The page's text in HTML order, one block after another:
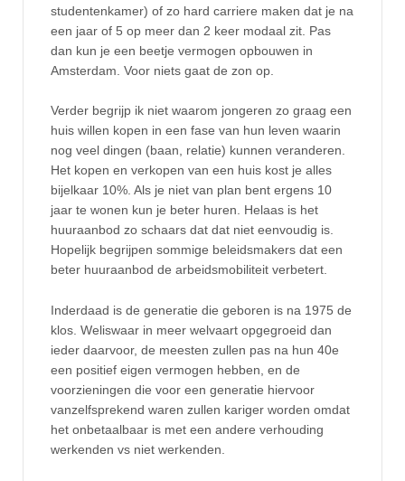
studentenkamer) of zo hard carriere maken dat je na
een jaar of 5 op meer dan 2 keer modaal zit. Pas
dan kun je een beetje vermogen opbouwen in
Amsterdam. Voor niets gaat de zon op.
Verder begrijp ik niet waarom jongeren zo graag een
huis willen kopen in een fase van hun leven waarin
nog veel dingen (baan, relatie) kunnen veranderen.
Het kopen en verkopen van een huis kost je alles
bijelkaar 10%. Als je niet van plan bent ergens 10
jaar te wonen kun je beter huren. Helaas is het
huuraanbod zo schaars dat dat niet eenvoudig is.
Hopelijk begrijpen sommige beleidsmakers dat een
beter huuraanbod de arbeidsmobiliteit verbetert.
Inderdaad is de generatie die geboren is na 1975 de
klos. Weliswaar in meer welvaart opgegroeid dan
ieder daarvoor, de meesten zullen pas na hun 40e
een positief eigen vermogen hebben, en de
voorzieningen die voor een generatie hiervoor
vanzelfsprekend waren zullen kariger worden omdat
het onbetaalbaar is met een andere verhouding
werkenden vs niet werkenden.